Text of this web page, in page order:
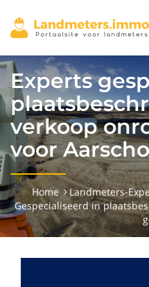
Experts
verkoop
voor
Home Landmeters-
Gespecialiseerd in